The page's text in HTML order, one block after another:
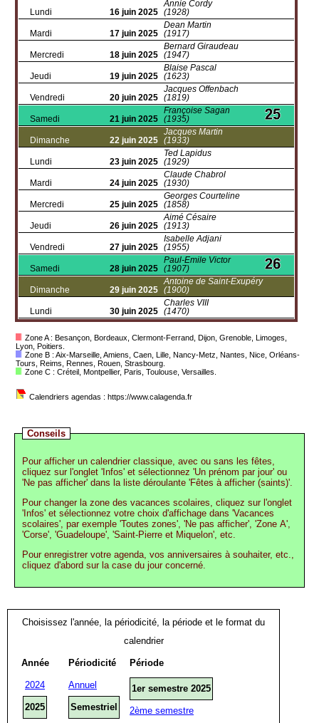
Lundi 16 juin 2025
Annie Cordy
(1928)
Mardi 17 juin 2025
Dean Martin
(1917)
Mercredi 18 juin 2025
Bernard Giraudeau
(1947)
Jeudi 19 juin 2025
Blaise Pascal
(1623)
Vendredi 20 juin 2025
Jacques Offenbach
(1819)
Samedi 21 juin 2025
Françoise Sagan
(1935)
Dimanche 22 juin 2025
Jacques Martin
(1933)
Lundi 23 juin 2025
Ted Lapidus
(1929)
Mardi 24 juin 2025
Claude Chabrol
(1930)
Mercredi 25 juin 2025
Georges Courteline
(1858)
Jeudi 26 juin 2025
Aimé Césaire
(1913)
Vendredi 27 juin 2025
Isabelle Adjani
(1955)
Samedi 28 juin 2025
Paul-Emile Victor
(1907)
Dimanche 29 juin 2025
Antoine de Saint-Exupéry
(1900)
Lundi 30 juin 2025
Charles VIII
(1470)
Zone A : Besançon, Bordeaux, Clermont-Ferrand, Dijon, Grenoble, Limoges,
Lyon, Poitiers.
Zone B : Aix-Marseille, Amiens, Caen, Lille, Nancy-Metz, Nantes, Nice, Orléans-
Tours, Reims, Rennes, Rouen, Strasbourg.
Zone C : Créteil, Montpellier, Paris, Toulouse, Versailles.
Calendriers agendas : https://www.calagenda.fr
Conseils
Pour afficher un calendrier classique, avec ou sans les fêtes,
cliquez sur l'onglet 'Infos' et sélectionnez 'Un prénom par jour' ou
'Ne pas afficher' dans la liste déroulante 'Fêtes à afficher (saints)'.
Pour changer la zone des vacances scolaires, cliquez sur l'onglet
'Infos' et sélectionnez votre choix d'affichage dans 'Vacances
scolaires', par exemple 'Toutes zones', 'Ne pas afficher', 'Zone A',
'Corse', 'Guadeloupe', 'Saint-Pierre et Miquelon', etc.
Pour enregistrer votre agenda, vos anniversaires à souhaiter, etc.,
cliquez d'abord sur la case du jour concerné.
Choisissez l'année, la périodicité, la période et le format du
calendrier
Année
2024
2025
Périodicité
Annuel
Semestriel
Période
1er semestre 2025
2ème semestre